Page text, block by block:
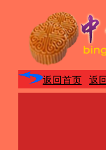
返回首页 返